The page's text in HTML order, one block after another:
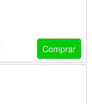
Comprar